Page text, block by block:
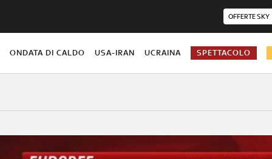
OFFERTE SKY
ONDATA DI CALDO USA-IRAN UCRAINA SPETTACOLO